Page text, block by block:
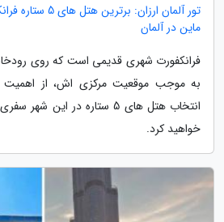
تور آلمان ارزان:
ماین در آلمان
فرانکفورت شهری قدیمی است که روی
به موجب موقعیت مرکزی اش، از اهمیت
انتخاب هتل های 5 ستاره در
خواهید کرد.